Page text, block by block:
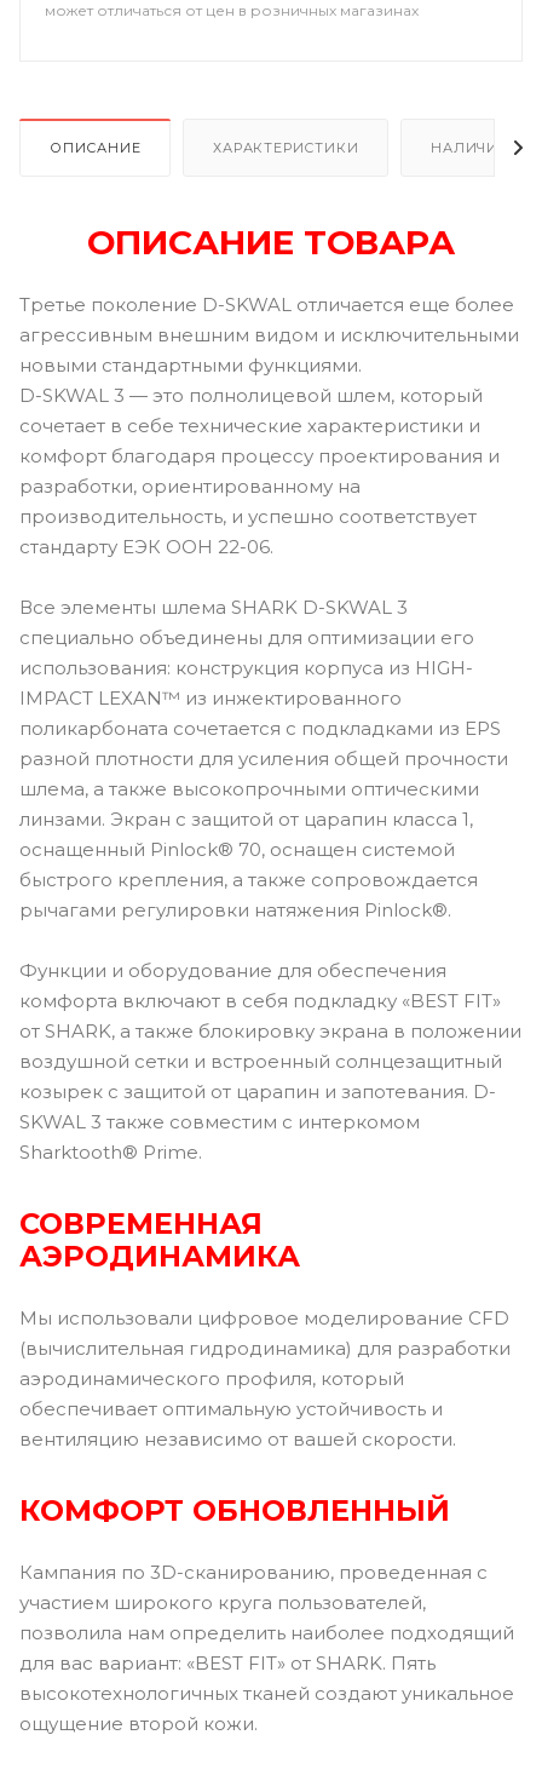
может отличаться от цен в розничных магазинах
ОПИСАНИЕ ХАРАКТЕРИСТИКИ НАЛИЧИЕ В
ОПИСАНИЕ ТОВАРА
Третье поколение D-SKWAL отличается еще более
агрессивным внешним видом и исключительными
новыми стандартными функциями.
D-SKWAL 3 — это полнолицевой шлем, который
сочетает в себе технические характеристики и
комфорт благодаря процессу проектирования и
разработки, ориентированному на
производительность, и успешно соответствует
стандарту ЕЭК ООН 22-06.
Все элементы шлема SHARK D-SKWAL 3
специально объединены для оптимизации его
использования: конструкция корпуса из HIGH-
IMPACT LEXAN™ из инжектированного
поликарбоната сочетается с подкладками из EPS
разной плотности для усиления общей прочности
шлема, а также высокопрочными оптическими
линзами. Экран с защитой от царапин класса 1,
оснащенный Pinlock® 70, оснащен системой
быстрого крепления, а также сопровождается
рычагами регулировки натяжения Pinlock®.
Функции и оборудование для обеспечения
комфорта включают в себя подкладку «BEST FIT»
от SHARK, а также блокировку экрана в положении
воздушной сетки и встроенный солнцезащитный
козырек с защитой от царапин и запотевания. D-
SKWAL 3 также совместим с интеркомом
Sharktooth® Prime.
СОВРЕМЕННАЯ
АЭРОДИНАМИКА
Мы использовали цифровое моделирование CFD
(вычислительная гидродинамика) для разработки
аэродинамического профиля, который
обеспечивает оптимальную устойчивость и
вентиляцию независимо от вашей скорости.
КОМФОРТ ОБНОВЛЕННЫЙ
Кампания по 3D-сканированию, проведенная с
участием широкого круга пользователей,
позволила нам определить наиболее подходящий
для вас вариант: «BEST FIT» от SHARK. Пять
высокотехнологичных тканей создают уникальное
ощущение второй кожи.